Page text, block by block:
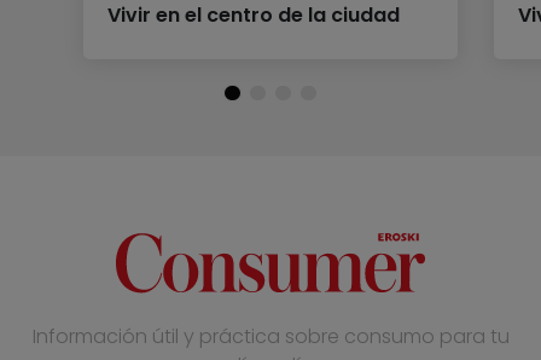
Vivir en el centro de la ciudad
Información útil y práctica sobre consumo para tu